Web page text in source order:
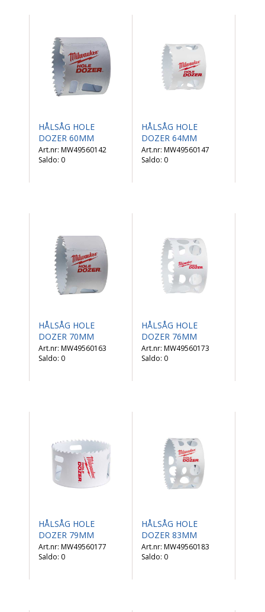
HÅLSÅG HOLE
DOZER 60MM
MW49560142
Saldo: 0
HÅLSÅG HOLE
DOZER 64MM
MW49560147
Saldo: 0
HÅLSÅG HOLE
DOZER 70MM
MW49560163
Saldo: 0
HÅLSÅG HOLE
DOZER 76MM
MW49560173
Saldo: 0
HÅLSÅG HOLE
DOZER 79MM
MW49560177
Saldo: 0
HÅLSÅG HOLE
DOZER 83MM
MW49560183
Saldo: 0